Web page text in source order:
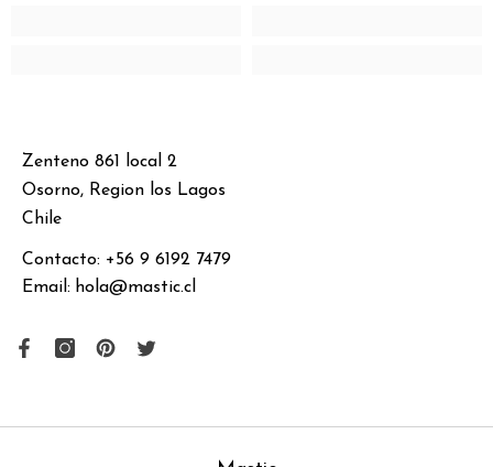
Zenteno 861 local 2
Osorno, Region los Lagos
Chile
Contacto: +56 9 6192 7479
Email: hola@mastic.cl